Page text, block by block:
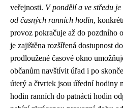
veřejnosti. V pondělí a ve středu
od časných ranních hodin,
provoz pokračuje až do pozdního
je zajištěna rozšířená dostupnost
prodloužené časové okno
občanům navštívit úřad i po
úterý a čtvrtek jsou úřední hodiny
hodin ranních do patnácti hodin